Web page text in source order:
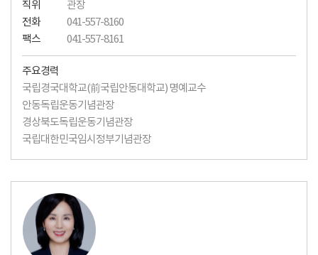
직위
관장
전화
041-557-8160
팩스
041-557-8161
주요경력
국립경국대학교(前국립안동대학교) 명예교수
안동독립운동기념관장
경상북도독립운동기념관장
국립대한민국임시정부기념관장